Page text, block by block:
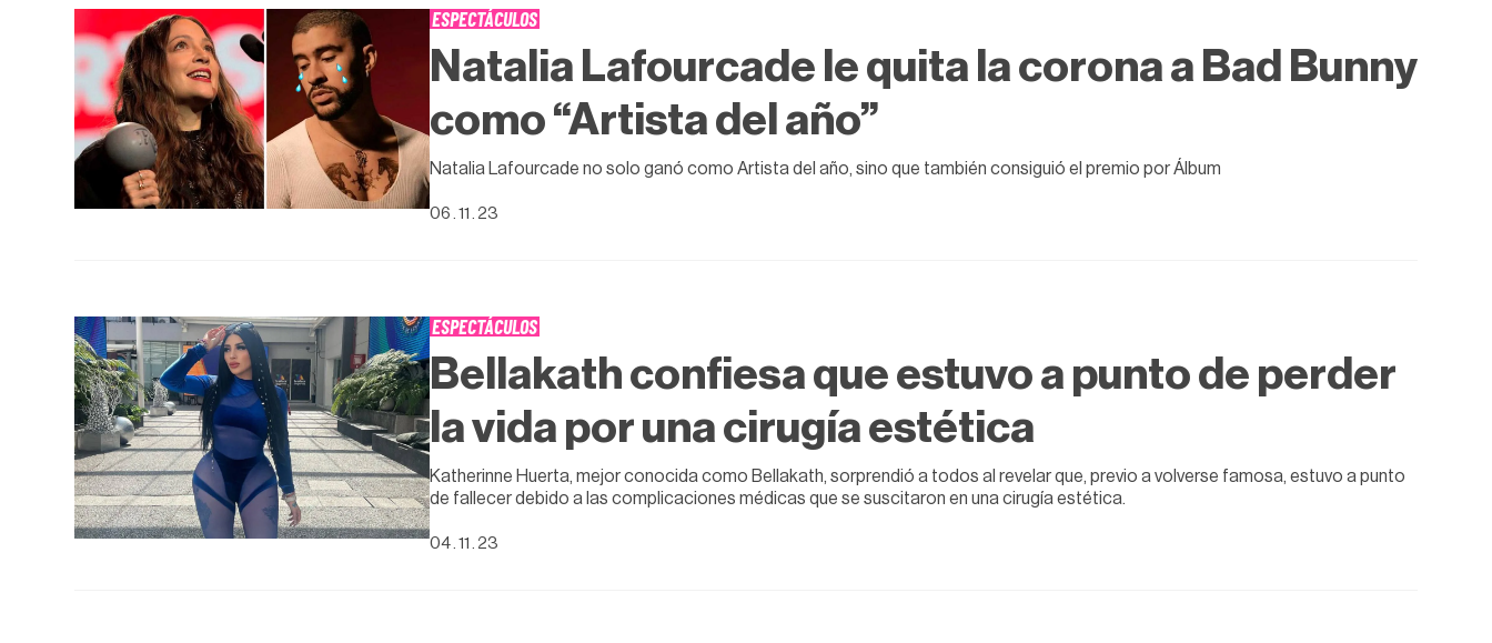
ESPECTÁCULOS
Natalia Lafourcade le quita la corona a Bad Bunny
como “Artista del año”
Natalia Lafourcade no solo ganó como Artista del año, sino que también consiguió el premio por Álbum
06 . 11 . 23
ESPECTÁCULOS
Bellakath confiesa que estuvo a punto de perder
la vida por una cirugía estética
Katherinne Huerta, mejor conocida como Bellakath, sorprendió a todos al revelar que, previo a volverse famosa, estuvo a punto
de fallecer debido a las complicaciones médicas que se suscitaron en una cirugía estética.
04 . 11 . 23